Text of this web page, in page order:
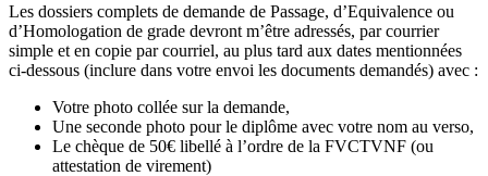
Les dossiers complets de demande de Passage, d’Equivalence ou
d’Homologation de grade devront m’être adressés, par courrier
simple et en copie par courriel, au plus tard aux dates mentionnées
ci-dessous (inclure dans votre envoi les documents demandés) avec :
Votre photo collée sur la demande,
Une seconde photo pour le diplôme avec votre nom au verso,
Le chèque de 50€ libellé à l’ordre de la FVCTVNF (ou
attestation de virement)